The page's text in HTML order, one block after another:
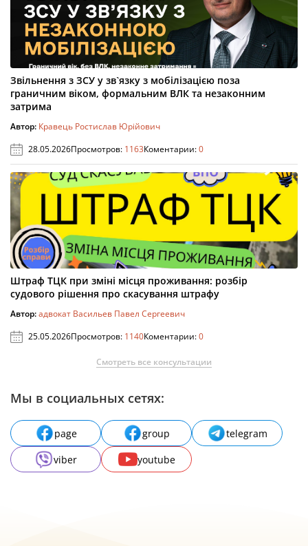
Звільнення з ЗСУ у зв`язку з мобілізацією поза
граничним віком, формальним ВЛК та незаконним
затрима
Автор: Кравець Ростислав Юрійович
28.05.2026Просмотров: 1163Коментарии:0
Штраф ТЦК при зміні місця проживання: розбір
судового рішення про скасування штрафу
Автор:адвокат Васильев Павел Сергеевич
25.05.2026Просмотров: 1140Коментарии:0
Смотреть все консультации
Мы в социальных сетях:
page group
telegram
viber
youtube